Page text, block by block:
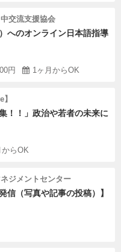
交流支援協会
へのオンライン日本語指導
円 1ヶ月からOK
！！」政治や若者の未来に
からOK
ジメントセンター
信（写真や記事の投稿）】